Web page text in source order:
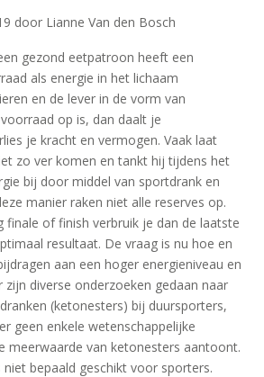
door Lianne Van den Bosch
gezond eetpatroon heeft een
als energie in het lichaam
en de lever in de vorm van
op is, dan daalt je
je kracht en vermogen. Vaak laat
zo ver komen en tankt hij tijdens het
bij door middel van sportdrank en
manier raken niet alle reserves op.
finale of finish verbruik je dan de laatste
resultaat. De vraag is nu hoe en
aan een hoger energieniveau en
zijn diverse onderzoeken gedaan naar
(ketonesters) bij duursporters,
geen enkele wetenschappelijke
meerwaarde van ketonesters aantoont.
bepaald geschikt voor sporters.